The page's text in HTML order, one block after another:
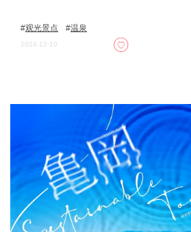
观光景点 温泉
2024-12-10